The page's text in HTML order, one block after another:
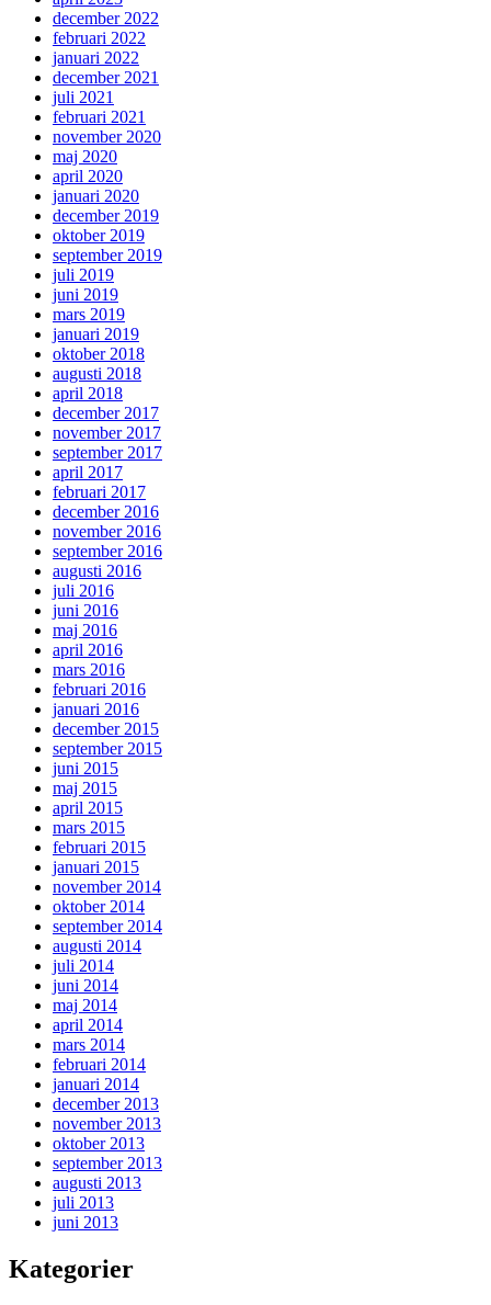
december 2022
februari 2022
januari 2022
december 2021
juli 2021
februari 2021
november 2020
maj 2020
april 2020
januari 2020
december 2019
oktober 2019
september 2019
juli 2019
juni 2019
mars 2019
januari 2019
oktober 2018
augusti 2018
april 2018
december 2017
november 2017
september 2017
april 2017
februari 2017
december 2016
november 2016
september 2016
augusti 2016
juli 2016
juni 2016
maj 2016
april 2016
mars 2016
februari 2016
januari 2016
december 2015
september 2015
juni 2015
maj 2015
april 2015
mars 2015
februari 2015
januari 2015
november 2014
oktober 2014
september 2014
augusti 2014
juli 2014
juni 2014
maj 2014
april 2014
mars 2014
februari 2014
januari 2014
december 2013
november 2013
oktober 2013
september 2013
augusti 2013
juli 2013
juni 2013
Kategorier